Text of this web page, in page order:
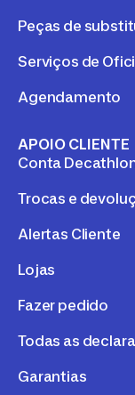
Peças de
Serviços de
Agendamento
APOIO CLIENTE
Conta
Trocas e
Alertas Cliente
Lojas
Fazer pedido
Todas as
Garantias